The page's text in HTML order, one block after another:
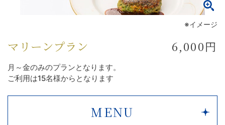
※イメージ
マリーンプラン 6,000円
月～金のみのプランとなります。
ご利用は15名様からとなります
MENU